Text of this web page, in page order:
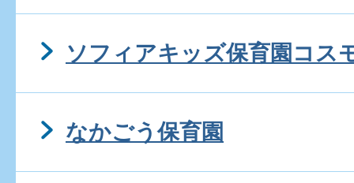
ソフィアキッズ保育園コス
なかごう保育園